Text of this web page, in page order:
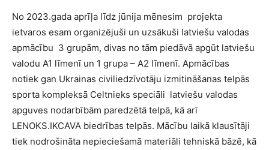
No 2023.gada aprīļa līdz jūnija mēnesim projekta
ietvaros esam organizējuši un uzsākuši latviešu valodas
apmācību 3 grupām, divas no tām piedāvā apgūt latviešu
valodu A1 līmenī un 1 grupa – A2 līmenī. Apmācības
notiek gan Ukrainas civiliedzīvotāju izmitināšanas telpās
sporta kompleksā Celtnieks speciāli latviešu valodas
apguves nodarbībām paredzētā telpā, kā arī
LENOKS.IKCAVA biedrības telpās. Mācību laikā klausītāji
tiek nodrošināta nepieciešamā materiāli tehniskā bāzē, kā